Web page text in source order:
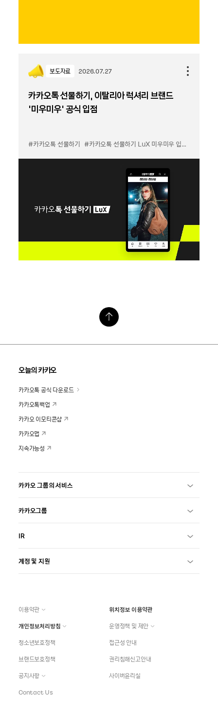
보도자료 2026.07.27
카카오톡 선물하기, 이탈리아 럭셔리 브랜드
'미우미우' 공식 입점
#카카오톡 선물하기 #카카오톡 선물하기 LuX 미우미우 입점
오늘의 카카오
카카오톡 공식 다운로드
카카오톡백업
카카오 이모티콘샵
카카오맵
지속가능성
카카오 그룹의 서비스
카카오그룹
IR
계정 및 지원
이용약관
위치정보 이용약관
개인정보처리방침
운영정책 및 제안
청소년보호정책
접근성 안내
브랜드보호정책
권리침해신고안내
공지사항
사이버윤리실
Contact Us